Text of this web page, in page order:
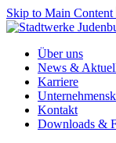
Skip to Main Content
Über uns
News &
Karriere
Kontakt
Downloads &